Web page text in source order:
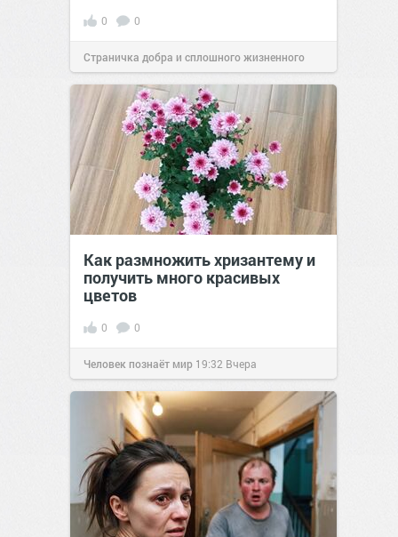
0 0
Страничка добра и сплошного жизненного
позитива!00:2907 авг 2026
Как размножить хризантему и
получить много красивых
цветов
0 0
Человек познаёт мир 19:32 Вчера